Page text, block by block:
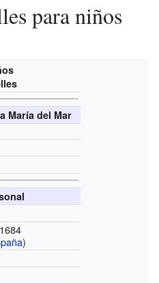
para niños
María del Mar
)